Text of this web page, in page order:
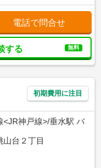
電話で問合せ
する 無料
初期費用に注目
<JR神戸線>/垂水駅 バ
山台２丁目